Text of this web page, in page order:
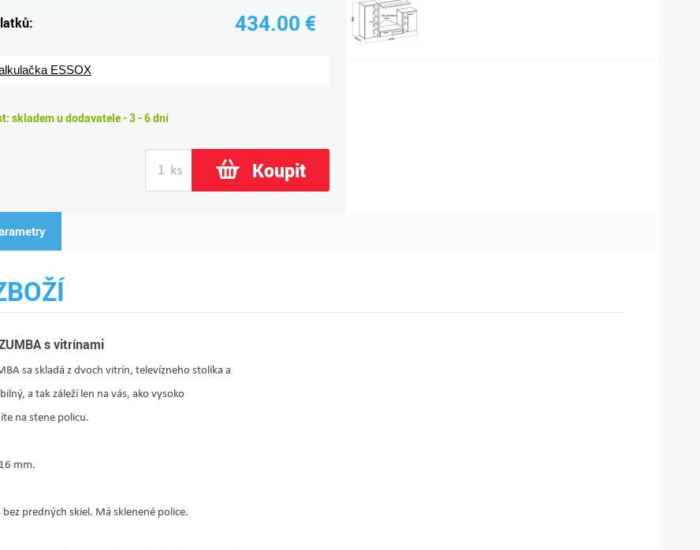
434.00 €
ESSOX
skladem u dodavatele - 3 - 6 dní
Koupit
s vitrínami
sa skladá z dvoch vitrín, televízneho stolíka a
a tak záleží len na vás, ako vysoko
na stene policu.
mm.
predných skiel. Má sklenené police.